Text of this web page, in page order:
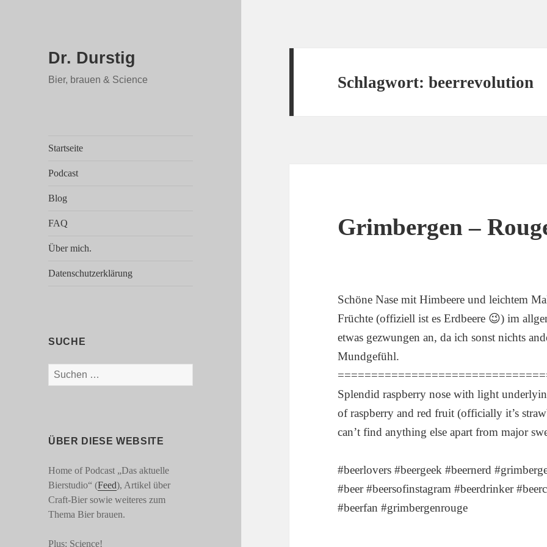
Dr. Durstig
Bier, brauen & Science
Startseite
Podcast
Blog
FAQ
Über mich.
Datenschutzerklärung
SUCHE
Suchen
nach:
ÜBER DIESE WEBSITE
Home of Podcast „Das aktuelle
Bierstudio“ (Feed), Artikel über
Craft-Bier sowie weiteres zum
Thema Bier brauen.
Plus: Science!
Schlagwort:beerrevolution
Grimbergen –
Schöne Nase mit Himbeere und leichtem
Früchte (offiziell ist es Erdbeere 😉) im
etwas gezwungen an, da ich sonst nichts
Mundgefühl.
Splendid raspberry nose with light
of raspberry and red fruit (officially it’s
can’t find anything else apart from major
#beerlovers #beergeek #beernerd
#beer #beersofinstagram #beerdrinker
#beerfan #grimbergenrouge